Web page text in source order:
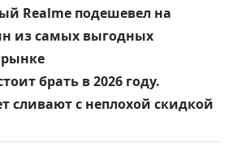
Realme подешевел на
из самых выгодных
брать в 2026 году.
сливают с неплохой скидкой